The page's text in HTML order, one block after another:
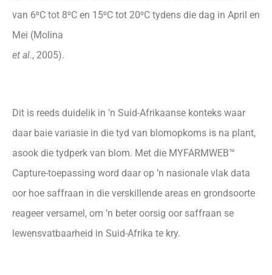
van 6⁰C tot 8⁰C en 15⁰C tot 20⁰C tydens die dag in April en
Mei (Molina
et al., 2005).
Dit is reeds duidelik in ’n Suid-Afrikaanse konteks waar
daar baie variasie in die tyd van blomopkoms is na plant,
asook die tydperk van blom. Met die MYFARMWEB™
Capture-toepassing word daar op ’n nasionale vlak data
oor hoe saffraan in die verskillende areas en grondsoorte
reageer versamel, om ’n beter oorsig oor saffraan se
lewensvatbaarheid in Suid-Afrika te kry.